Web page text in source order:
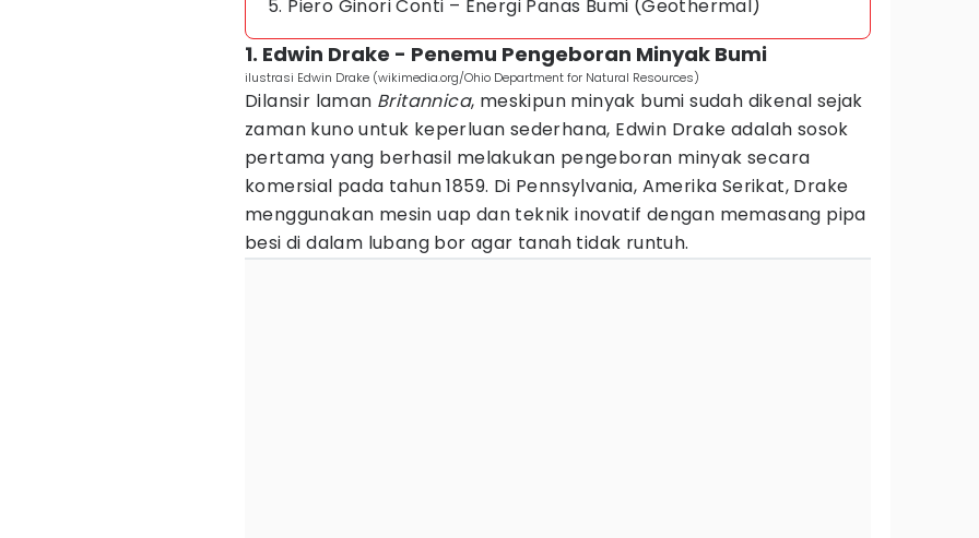
5. Piero Ginori Conti – Energi Panas Bumi (Geothermal)
1. Edwin Drake - Penemu Pengeboran Minyak Bumi
ilustrasi Edwin Drake (wikimedia.org/Ohio Department for Natural Resources)
Dilansir laman Britannica, meskipun minyak bumi sudah dikenal sejak
zaman kuno untuk keperluan sederhana, Edwin Drake adalah sosok
pertama yang berhasil melakukan pengeboran minyak secara
komersial pada tahun 1859. Di Pennsylvania, Amerika Serikat, Drake
menggunakan mesin uap dan teknik inovatif dengan memasang pipa
besi di dalam lubang bor agar tanah tidak runtuh.